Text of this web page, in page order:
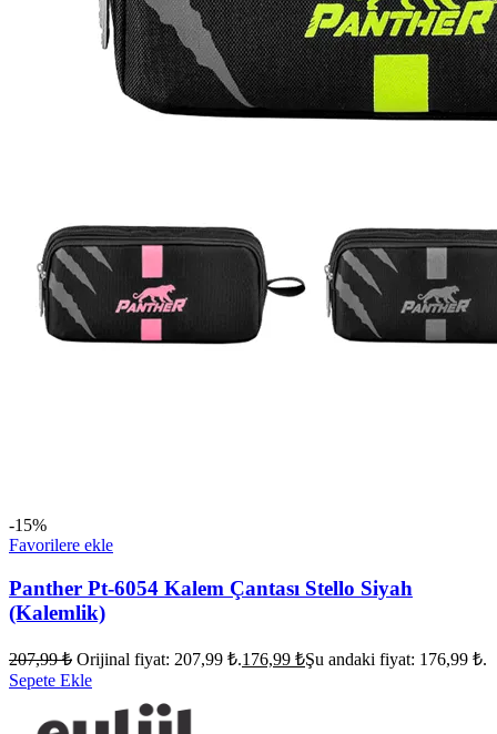
-15%
Favorilere ekle
Panther Pt-6054 Kalem Çantası Stello Siyah
(Kalemlik)
207,99₺ Orijinal fiyat: 207,99 ₺.176,99 ₺Şu andaki fiyat: 176,99 ₺.
Sepete Ekle